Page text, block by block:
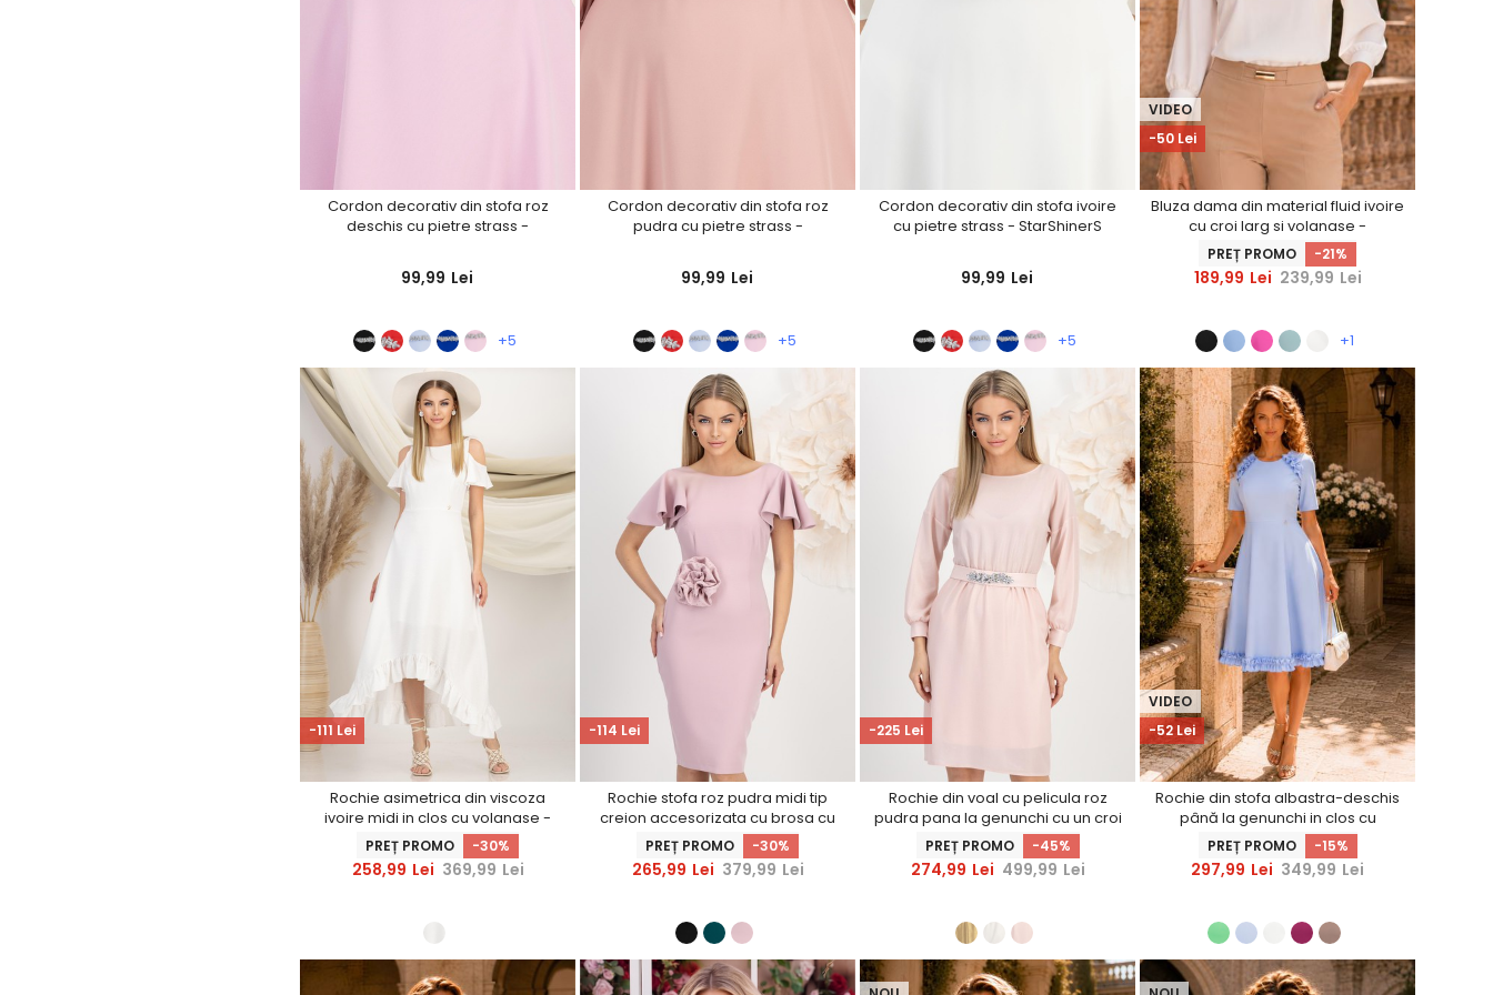
Cordon decorativ din stofa roz
deschis cu pietre strass -
99,99 Lei
+5
Cordon decorativ din stofa roz
pudra cu pietre strass -
99,99 Lei
+5
Cordon decorativ din stofa ivoire
cu pietre strass - StarShinerS
99,99 Lei
+5
-50 Lei
VIDEO
Bluza dama din material fluid ivoire
cu croi larg si volanase -
StarShinerS
PREȚ PROMO -21%
189,99 Lei 239,99 Lei
+1
-111 Lei
Rochie asimetrica din viscoza
ivoire midi in clos cu volanase -
StarShinerS
PREȚ PROMO -30%
258,99 Lei 369,99 Lei
-114 Lei
Rochie stofa roz pudra midi tip
creion accesorizata cu brosa cu
pietre strass - StarShinerS
PREȚ PROMO -30%
265,99 Lei 379,99 Lei
-225 Lei
Rochie din voal cu pelicula roz
pudra pana la genunchi cu un croi
drept cu elastic in talie cu aplicatii
stralucitoare pe cordon -
StarShinerS
PREȚ PROMO -45%
274,99 Lei 499,99 Lei
-52 Lei
VIDEO
Rochie din stofa albastra-deschis
până la genunchi in clos cu
volanase - StarShinerS
PREȚ PROMO -15%
297,99 Lei 349,99 Lei